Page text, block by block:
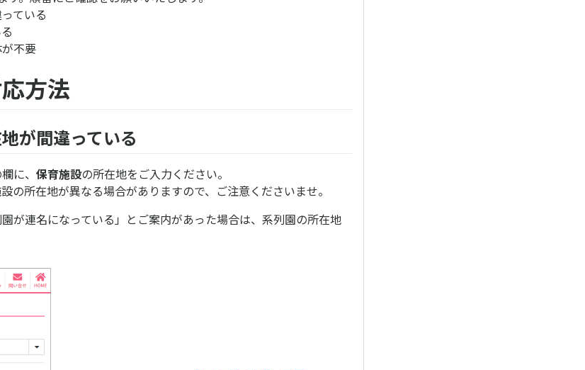
ている
不要
方法
が間違っている
に、 保育施設の所在地をご入力ください。
の所在地が異なる場合がありますので、ご注意くださいませ。
が連名になっている」とご案内があった場合は、系列園の所在地